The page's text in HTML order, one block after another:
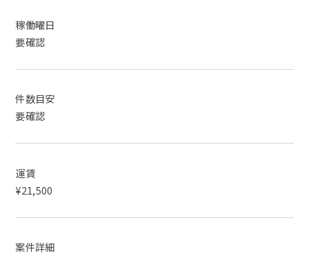
稼働曜日
要確認
件数目安
要確認
運賃
¥21,500
案件詳細